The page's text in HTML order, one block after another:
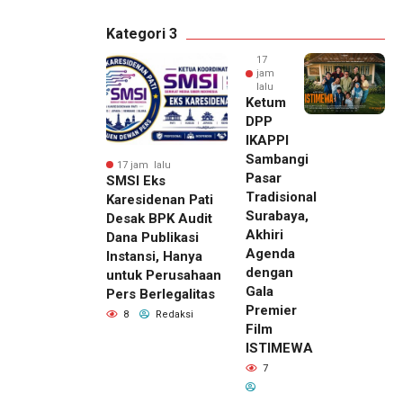
Kategori 3
17 jam lalu
SMSI Eks
Karesidenan Pati
Desak BPK Audit
Dana Publikasi
Instansi, Hanya
untuk Perusahaan
Pers Berlegalitas
8 Redaksi
17
jam
lalu
Ketum
DPP
IKAPPI
Sambangi
Pasar
Tradisional
Surabaya,
Akhiri
Agenda
dengan
Gala
Premier
Film
ISTIMEWA
7